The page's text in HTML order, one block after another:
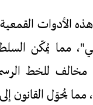
مما يُمكّن
يُحوّل القانون